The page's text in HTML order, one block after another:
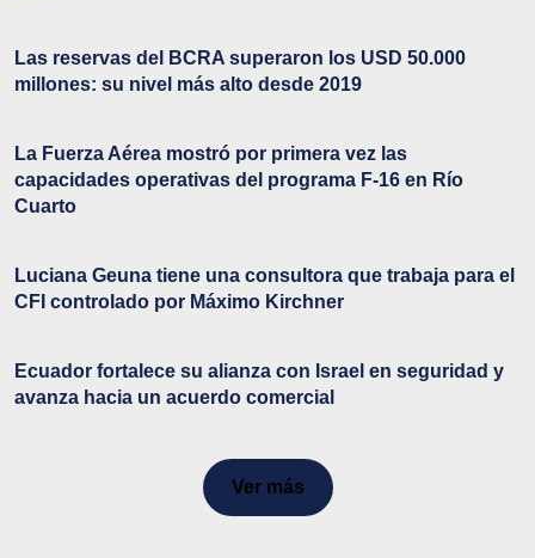
Las reservas del BCRA superaron los USD 50.000
millones: su nivel más alto desde 2019
La Fuerza Aérea mostró por primera vez las
capacidades operativas del programa F-16 en Río
Cuarto
Luciana Geuna tiene una consultora que trabaja para el
CFI controlado por Máximo Kirchner
Ecuador fortalece su alianza con Israel en seguridad y
avanza hacia un acuerdo comercial
Ver más